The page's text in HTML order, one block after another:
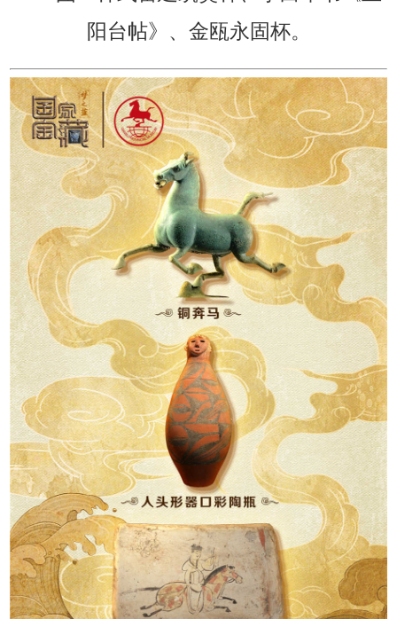
阳台帖》、金瓯永固杯。